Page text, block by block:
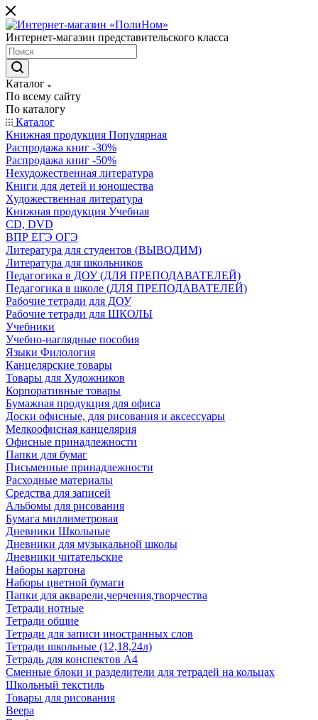
Интернет-магазин представительского класса
Каталог
По всему сайту
По каталогу
Каталог
Книжная продукция Популярная
Распродажа книг -30%
Распродажа книг -50%
Нехудожественная литература
Книги для детей и юношества
Художественная литература
Книжная продукция Учебная
CD, DVD
ВПР ЕГЭ ОГЭ
Литература для студентов (ВЫВОДИМ)
Литература для школьников
Педагогика в ДОУ (ДЛЯ ПРЕПОДАВАТЕЛЕЙ)
Педагогика в школе (ДЛЯ ПРЕПОДАВАТЕЛЕЙ)
Рабочие тетради для ДОУ
Рабочие тетради для ШКОЛЫ
Учебники
Учебно-наглядные пособия
Языки Филология
Канцелярские товары
Товары для Художников
Корпоративные товары
Бумажная продукция для офиса
Доски офисные, для рисования и аксессуары
Мелкоофисная канцелярия
Офисные принадлежности
Папки для бумаг
Письменные принадлежности
Расходные материалы
Средства для записей
Альбомы для рисования
Бумага миллиметровая
Дневники Школьные
Дневники для музыкальной школы
Дневники читательские
Наборы картона
Наборы цветной бумаги
Папки для акварели,черчения,творчества
Тетради нотные
Тетради общие
Тетради для записи иностранных слов
Тетради школьные (12,18,24л)
Тетрадь для конспектов А4
Сменные блоки и разделители для тетрадей на кольцах
Школьный текстиль
Товары для рисования
Веера